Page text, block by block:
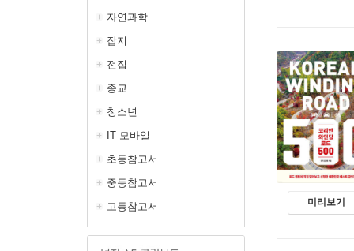
자연과학
잡지
전집
종교
청소년
IT 모바일
초등참고서
중등참고서
고등참고서
미리보기